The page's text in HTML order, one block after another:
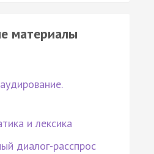
материалы
и лексика
диалог-расспрос